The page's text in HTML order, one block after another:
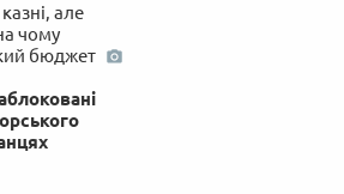
але
чому
бюджет